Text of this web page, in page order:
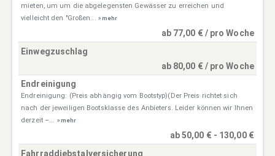
mieten, um um die abgelegensten Gewässer zu erreichen und
vielleicht den "Großen... » mehr
ab 77,00 € / pro Woche
Einwegzuschlag
ab 80,00 € / pro Woche
Endreinigung
Endreinigung: (Preis abhängig vom Bootstyp)(Der Preis richtet sich
nach der jeweiligen Bootsklasse des Anbieters. Leider können wir Ihnen
derzeit –... » mehr
ab 50,00 € - 130,00 €
Fahrraddiebstalversicherung